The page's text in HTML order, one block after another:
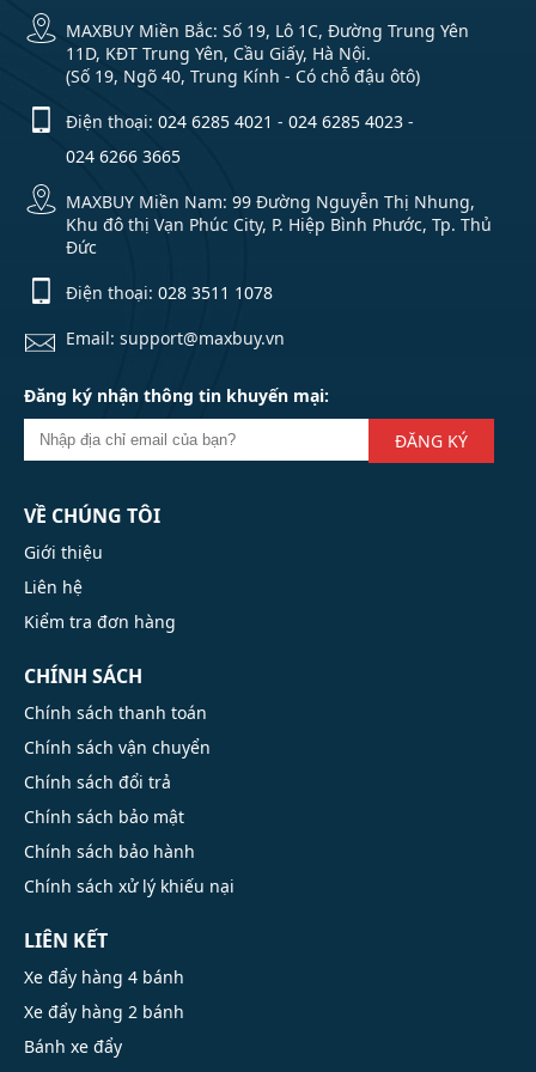
MAXBUY Miền Bắc: Số 19, Lô 1C, Đường Trung Yên
11D, KĐT Trung Yên, Cầu Giấy, Hà Nội.
(Số 19, Ngõ 40, Trung Kính - Có chỗ đậu ôtô)
Điện thoại: 024 6285 4021 - 024 6285 4023 -
024 6266 3665
MAXBUY Miền Nam: 99 Đường Nguyễn Thị Nhung,
Khu đô thị Vạn Phúc City, P. Hiệp Bình Phước, Tp. Thủ
Đức
Điện thoại: 028 3511 1078
Email: support@maxbuy.vn
Đăng ký nhận thông tin khuyến mại:
ĐĂNG KÝ
VỀ CHÚNG TÔI
Giới thiệu
Liên hệ
Kiểm tra đơn hàng
CHÍNH SÁCH
Chính sách thanh toán
Chính sách vận chuyển
Chính sách đổi trả
Chính sách bảo mật
Chính sách bảo hành
Chính sách xử lý khiếu nại
LIÊN KẾT
Xe đẩy hàng 4 bánh
Xe đẩy hàng 2 bánh
Bánh xe đẩy